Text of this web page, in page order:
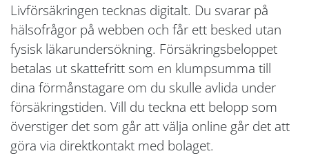
Livförsäkringen tecknas digitalt. Du svarar på
hälsofrågor på webben och får ett besked utan
fysisk läkarundersökning. Försäkringsbeloppet
betalas ut skattefritt som en klumpsumma till
dina förmånstagare om du skulle avlida under
försäkringstiden. Vill du teckna ett belopp som
överstiger det som går att välja online går det att
göra via direktkontakt med bolaget.